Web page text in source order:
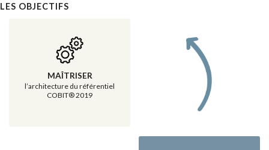
LES OBJECTIFS
MAÎTRISER
l’architecture du référentiel
COBIT® 2019